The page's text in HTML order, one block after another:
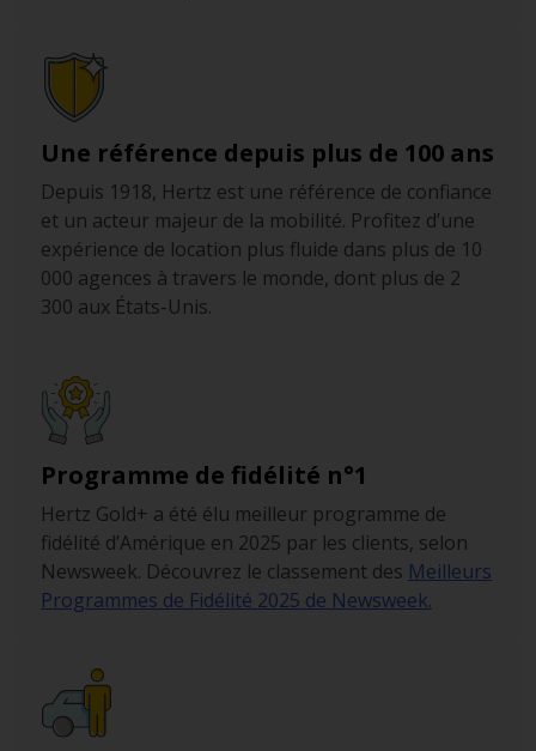
Une référence depuis plus de 100 ans
Depuis 1918, Hertz est une référence de confiance
et un acteur majeur de la mobilité. Profitez d’une
expérience de location plus fluide dans plus de 10
000 agences à travers le monde, dont plus de 2
300 aux États-Unis.
Programme de fidélité n°1
Hertz Gold+ a été élu meilleur programme de
fidélité d’Amérique en 2025 par les clients, selon
Newsweek. Découvrez le classement des Meilleurs
Programmes de Fidélité 2025 de Newsweek.